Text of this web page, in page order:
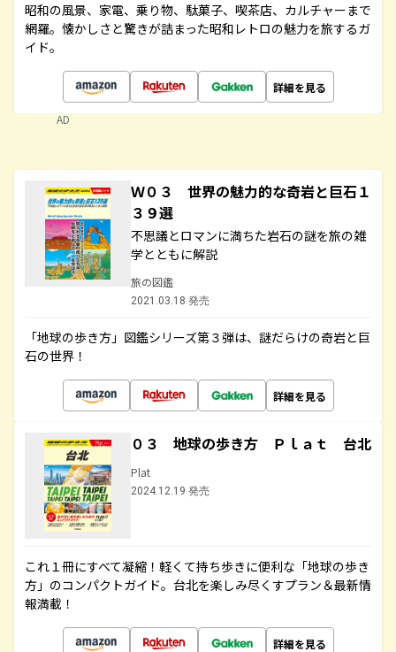
昭和の風景、家電、乗り物、駄菓子、喫茶店、カルチャーまで
網羅。懐かしさと驚きが詰まった昭和レトロの魅力を旅するガ
イド。
詳細を見る
AD
Ｗ０３ 世界の魅力的な奇岩と巨石１
３９選
不思議とロマンに満ちた岩石の謎を旅の雑
学とともに解説
旅の図鑑
2021.03.18 発売
「地球の歩き方」図鑑シリーズ第３弾は、謎だらけの奇岩と巨
石の世界！
詳細を見る
０３ 地球の歩き方 Ｐｌａｔ 台北
Plat
2024.12.19 発売
これ１冊にすべて凝縮！軽くて持ち歩きに便利な「地球の歩き
方」のコンパクトガイド。台北を楽しみ尽くすプラン＆最新情
報満載！
詳細を見る